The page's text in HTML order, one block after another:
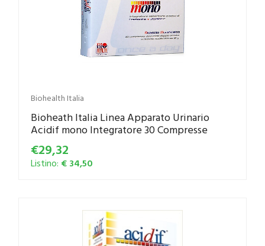
Biohealth Italia
Bioheath Italia Linea Apparato Urinario
Acidif mono Integratore 30 Compresse
€29,32
Listino: € 34,50